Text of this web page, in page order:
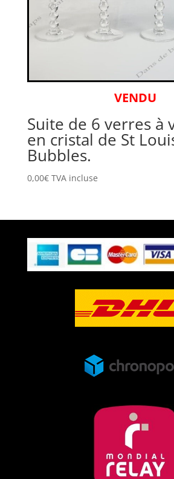
VENDU
Suite de 6 verres à
en cristal de St
Bubbles.
0,00€ TVA incluse